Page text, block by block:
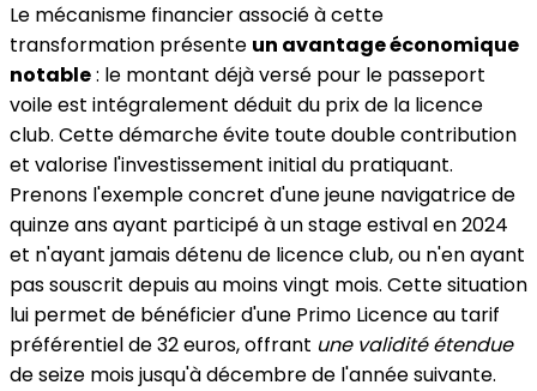
Le mécanisme financier associé à cette
transformation présente un avantage économique
notable: le montant déjà versé pour le passeport
voile est intégralement déduit du prix de la licence
club. Cette démarche évite toute double contribution
et valorise l'investissement initial du pratiquant.
Prenons l'exemple concret d'une jeune navigatrice de
quinze ans ayant participé à un stage estival en 2024
et n'ayant jamais détenu de licence club, ou n'en ayant
pas souscrit depuis au moins vingt mois. Cette situation
lui permet de bénéficier d'une Primo Licence au tarif
préférentiel de 32 euros, offrant une validité étendue
de seize mois jusqu'à décembre de l'année suivante.